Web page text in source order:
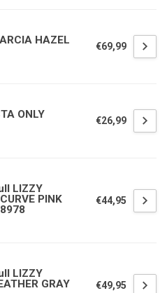
HAZEL
€69,99
ONLY
€26,99
LIZZY
PINK
€44,95
LIZZY
GRAY
€49,95